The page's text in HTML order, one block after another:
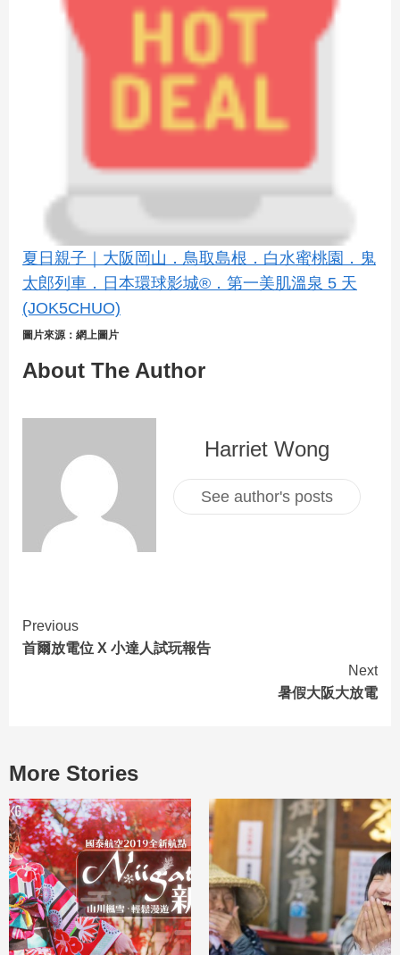
夏日親子｜大阪岡山．鳥取島根．白水蜜桃園．鬼
太郎列車．日本環球影城®．第一美肌溫泉 5 天
(JOK5CHUO)
圖片來源：網上圖片
About The Author
Harriet Wong
See author's posts
Previous
首爾放電位 X 小達人試玩報告
Next
暑假大阪大放電
More Stories